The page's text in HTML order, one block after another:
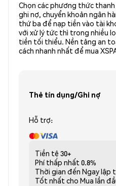
Chọn các phương thức
ghi nợ, chuyển khoản ngân
thứ ba để nạp tiền vào tài
với xử lý tức thì trong nhiều
tiền tối thiểu. Nền tảng an
cách nhanh nhất để mua
Thẻ tín dụng/Ghi nợ
Hỗ trợ:
Tiền tệ 30+
Phí thấp nhất 0.8%
Thời gian đến Ngay lập
Tốt nhất cho Mua lần